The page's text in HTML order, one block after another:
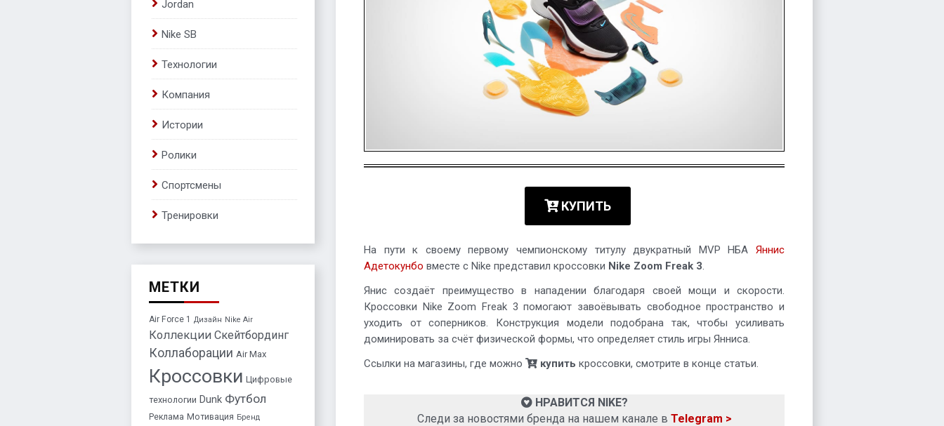
КУПИТЬ
На пути к своему первому чемпионскому титулу двукратный MVP НБА Яннис
Адетокунбо вместе с Nike представил кроссовки Nike Zoom Freak 3
Янис создаёт преимущество в нападении благодаря своей мощи и скорости.
Кроссовки Nike Zoom Freak 3 помогают завоёвывать свободное пространство и
уходить от соперников. Конструкция модели подобрана так, чтобы усиливать
доминировать за счёт физической формы, что определяет стиль игры Янниса.
Ссылки на магазины, где можно
купить кроссовки, смотрите в конце статьи.
НРАВИТСЯ NIKE?
Следи за новостями бренда на нашем канале в Telegram >
Jordan
Nike SB
Технологии
Компания
Истории
Ролики
Спортсмены
Тренировки
МЕТКИ
Air Force 1 Дизайн Nike Air
Коллекции Скейтбординг
Коллаборации Air Max
Кроссовки Цифровые
технологии Dunk Футбол
Реклама Мотивация Бренд